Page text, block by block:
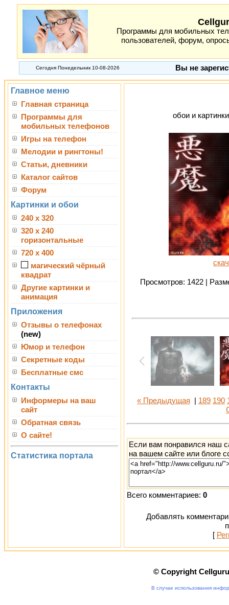
Программы для мобильных
пользователей, форум,
Сегодня Понедельник 10-08-2026 Вы не
Главное меню
Главная страница
Программы для
мобильных телефонов
Игры на телефон
Мелодии и рингтоны!
Статьи, дневники
Каталог сайтов
Форум
Картинки и обои
240 x 320
320 x 240
горизонтальные
720 x 400
магический чёрный
квадрат
Другие картинки и
анимация
Приложения
Отзывы о телефонах
(new)
Юмор и телефон
Секретные коды
Бесплатные смс
Контакты
Информеры на ваш
сайт
Обратная связь
О сайте!
Статистика портала
обои и
Просмотров: 1422 |
« Предыдущая 189 190
Если вам понравился наш
на вашем сайте или блоге
Всего комментариев: 0
Добавлять
[
© Copyright
В случае использования